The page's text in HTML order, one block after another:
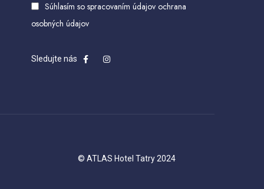
Súhlasím so spracovaním údajov ochrana
osobných údajov
Sledujte nás
© ATLAS Hotel Tatry 2024